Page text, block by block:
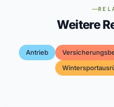
Weitere
Antrieb